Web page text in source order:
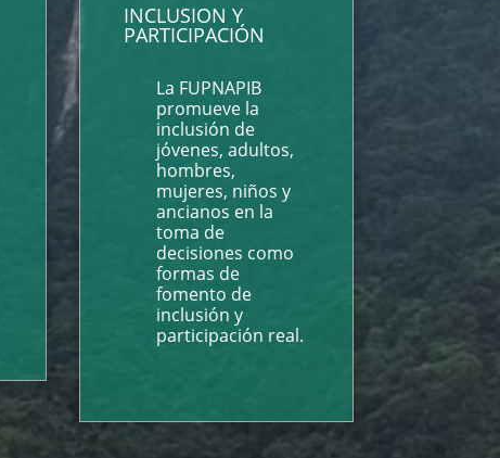
INCLUSION Y
PARTICIPACIÓN
La FUPNAPIB
promueve la
inclusión de
jóvenes, adultos,
hombres,
mujeres, niños y
ancianos en la
toma de
decisiones como
formas de
fomento de
inclusión y
participación real.